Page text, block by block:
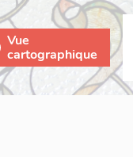
Vue
cartographique